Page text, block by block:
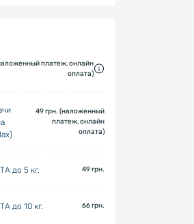
платеж, онлайн
оплата)
49 грн. (наложенный
платеж, онлайн
оплата)
до 5 кг. 49 грн.
до 10 кг. 66 грн.